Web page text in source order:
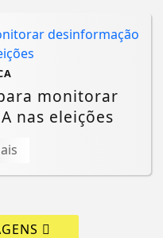
monitorar
nas eleições